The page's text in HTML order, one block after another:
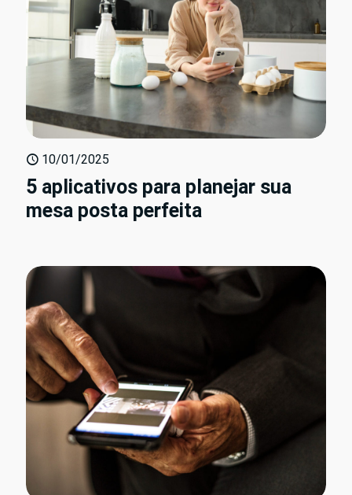
10/01/2025
5 aplicativos para planejar sua
mesa posta perfeita